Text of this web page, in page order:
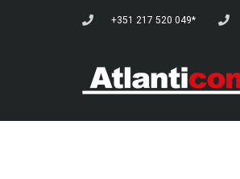
+351 217 520 049*